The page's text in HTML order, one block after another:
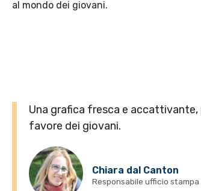
al mondo dei giovani.
Una grafica fresca e
favore dei giovani.
Chiara dal Canton
Responsabile ufficio